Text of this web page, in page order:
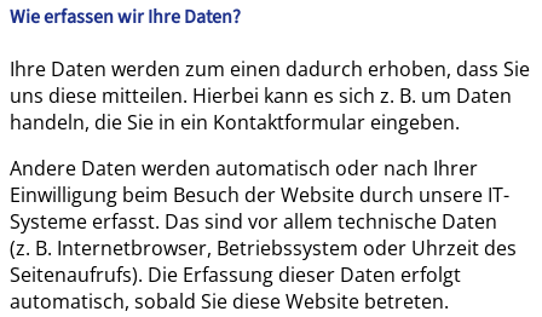
Wie erfassen wir Ihre Daten?
Ihre Daten werden zum einen dadurch erhoben, dass Sie
uns diese mitteilen. Hierbei kann es sich z. B. um Daten
handeln, die Sie in ein Kontaktformular eingeben.
Andere Daten werden automatisch oder nach Ihrer
Einwilligung beim Besuch der Website durch unsere IT-
Systeme erfasst. Das sind vor allem technische Daten
(z. B. Internetbrowser, Betriebssystem oder Uhrzeit des
Seitenaufrufs). Die Erfassung dieser Daten erfolgt
automatisch, sobald Sie diese Website betreten.